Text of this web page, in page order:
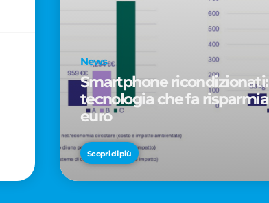
News
Smartphone
tecnologia che fa
euro
Scopri di più